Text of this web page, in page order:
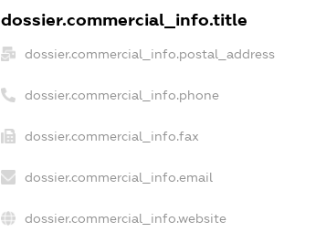
dossier.commercial_info.title
dossier.commercial_info.postal_address
dossier.commercial_info.phone
dossier.commercial_info.fax
dossier.commercial_info.email
dossier.commercial_info.website